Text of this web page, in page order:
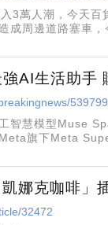
3萬人潮，今天百
周邊道路塞車，
AI生活助手
智慧模型Muse
旗下Meta
娜克咖啡」
32472